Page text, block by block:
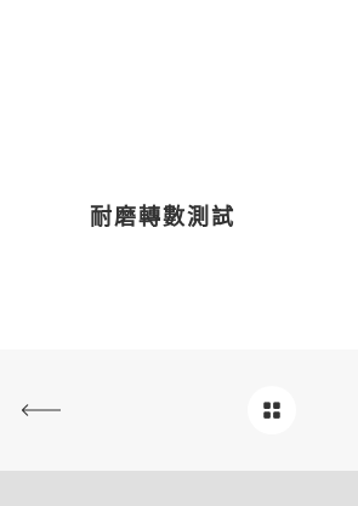
耐磨轉數測試